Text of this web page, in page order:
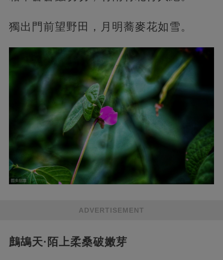
獨出門前望野田，月明蕎麥花如雪。
ADVERTISEMENT
鷓鴣天·陌上柔桑破嫩芽